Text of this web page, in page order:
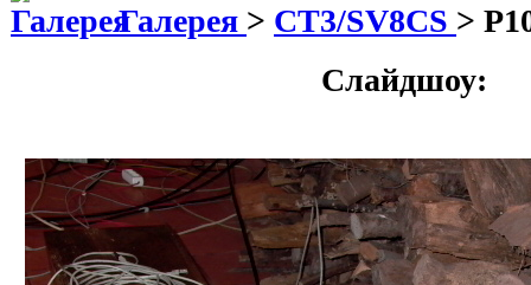
Галерея > CT3/SV8CS >
Слайдшоу: